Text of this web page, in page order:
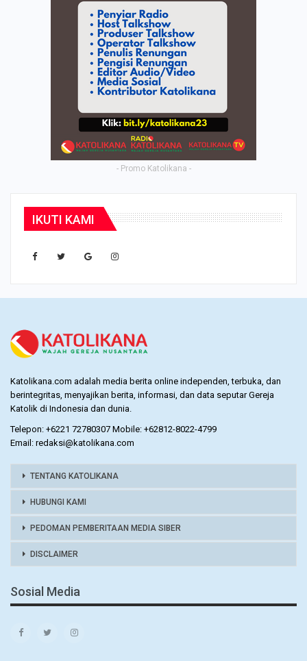
- Promo Katolikana -
IKUTI KAMI
Katolikana.com adalah media berita online independen, terbuka, dan
berintegritas, menyajikan berita, informasi, dan data seputar Gereja
Katolik di Indonesia dan dunia.
Telepon: +6221 72780307 Mobile: +62812-8022-4799
Email: redaksi@katolikana.com
TENTANG KATOLIKANA
HUBUNGI KAMI
PEDOMAN PEMBERITAAN MEDIA SIBER
DISCLAIMER
Sosial Media